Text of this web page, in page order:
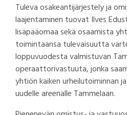
Tuleva osakeantijärjestely ja
laajentaminen tuovat Ilves
lisäpääomaa sekä osaamista
toimintaansa tulevaisuutta
loppuvuodesta valmistuvan
operaattorivastuuta, jonka
yhtiön kaiken urheilutoiminnan
uudelle areenalle Tammelaan.